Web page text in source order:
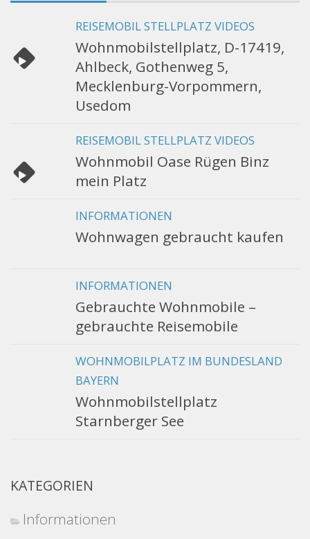
REISEMOBIL STELLPLATZ VIDEOS
Wohnmobilstellplatz, D-17419,
Ahlbeck, Gothenweg 5,
Mecklenburg-Vorpommern,
Usedom
REISEMOBIL STELLPLATZ VIDEOS
Wohnmobil Oase Rügen Binz
mein Platz
INFORMATIONEN
Wohnwagen gebraucht kaufen
INFORMATIONEN
Gebrauchte Wohnmobile –
gebrauchte Reisemobile
WOHNMOBILPLATZ IM BUNDESLAND
BAYERN
Wohnmobilstellplatz
Starnberger See
KATEGORIEN
Informationen